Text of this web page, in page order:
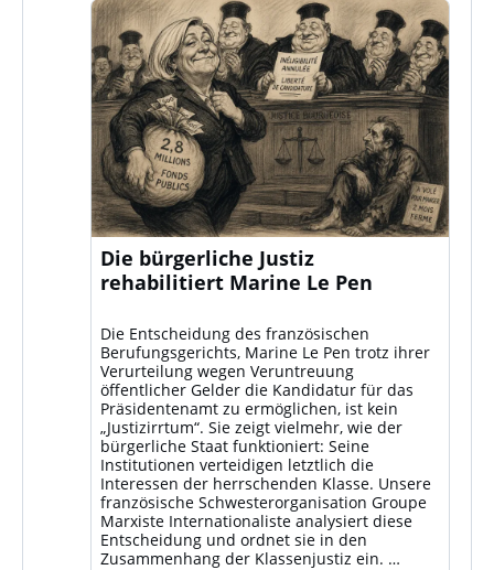
Die bürgerliche Justiz
rehabilitiert Marine Le Pen
Die Entscheidung des französischen
Berufungsgerichts, Marine Le Pen trotz ihrer
Verurteilung wegen Veruntreuung
öffentlicher Gelder die Kandidatur für das
Präsidentenamt zu ermöglichen, ist kein
„Justizirrtum“. Sie zeigt vielmehr, wie der
bürgerliche Staat funktioniert: Seine
Institutionen verteidigen letztlich die
Interessen der herrschenden Klasse. Unsere
französische Schwesterorganisation Groupe
Marxiste Internationaliste analysiert diese
Entscheidung und ordnet sie in den
Zusammenhang der Klassenjustiz ein. …